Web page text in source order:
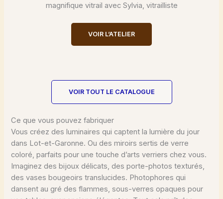
magnifique vitrail avec Sylvia, vitrailliste
VOIR L’ATELIER
VOIR TOUT LE CATALOGUE
Ce que vous pouvez fabriquer
Vous créez des luminaires qui captent la lumière du jour
dans Lot-et-Garonne. Ou des miroirs sertis de verre
coloré, parfaits pour une touche d’arts verriers chez vous.
Imaginez des bijoux délicats, des porte-photos texturés,
des vases bougeoirs translucides. Photophores qui
dansent au gré des flammes, sous-verres opaques pour